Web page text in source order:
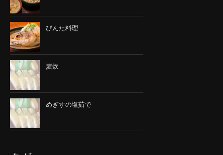
びんた料理
麦炊
めぎすの塩茹で